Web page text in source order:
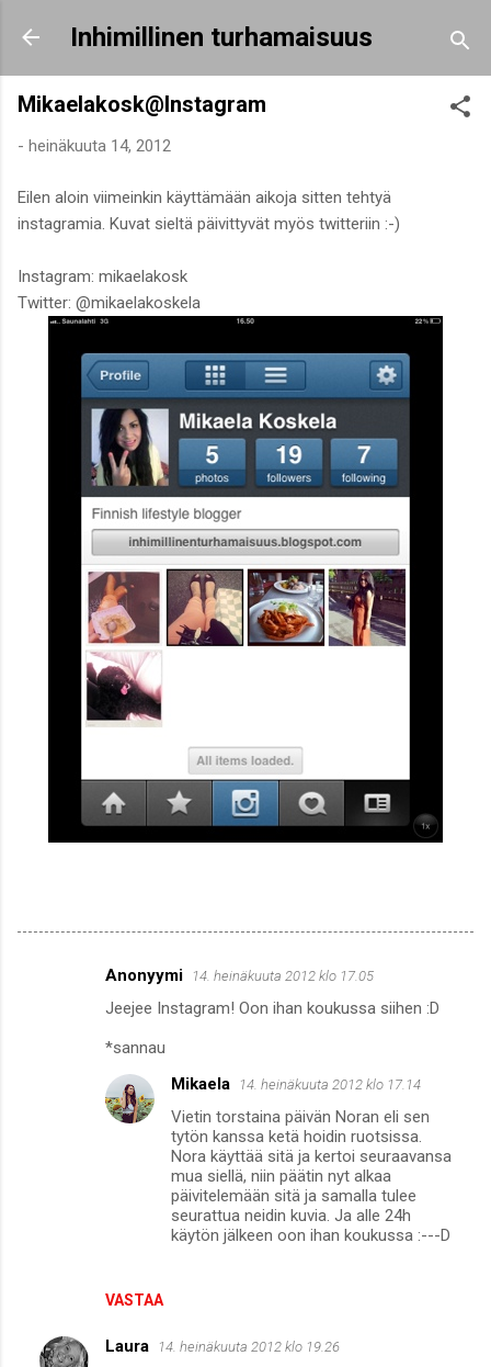
Siirry pääsisältöön
Inhimillinen turhamaisuus
Mikaelakosk@Instagram
- heinäkuuta 14, 2012
Eilen aloin viimeinkin käyttämään aikoja sitten tehtyä
instagramia. Kuvat sieltä päivittyvät myös twitteriin :-)
Instagram: mikaelakosk
Twitter: @mikaelakoskela
Anonyymi 14. heinäkuuta 2012 klo 17.05
Jeejee Instagram! Oon ihan koukussa siihen :D
*sannau
VASTAA
Mikaela 14. heinäkuuta 2012 klo 17.14
Vietin torstaina päivän Noran eli sen
tytön kanssa ketä hoidin ruotsissa.
Nora käyttää sitä ja kertoi seuraavansa
mua siellä, niin päätin nyt alkaa
päivitelemään sitä ja samalla tulee
seurattua neidin kuvia. Ja alle 24h
käytön jälkeen oon ihan koukussa :---D
Laura 14. heinäkuuta 2012 klo 19.26